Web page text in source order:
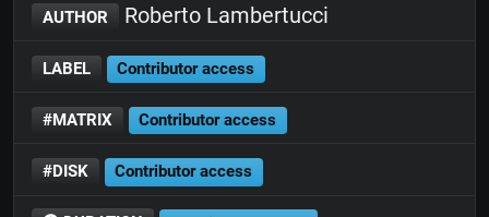
AUTHOR Roberto Lambertucci
LABEL Contributor access
#MATRIX Contributor access
#DISK Contributor access